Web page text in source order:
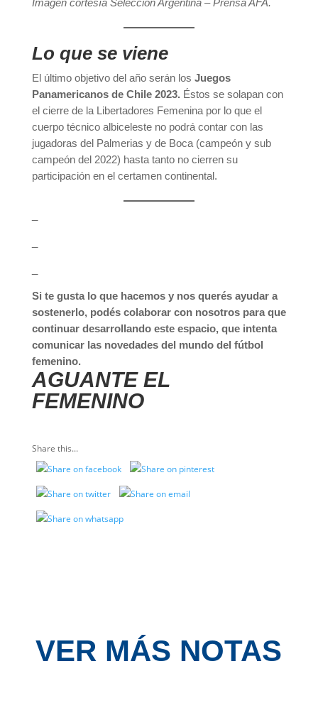
Imagen cortesía Selección Argentina – Prensa AFA.
Lo que se viene
El último objetivo del año serán los Juegos
Panamericanos de Chile 2023. Éstos se solapan con
el cierre de la Libertadores Femenina por lo que el
cuerpo técnico albiceleste no podrá contar con las
jugadoras del Palmerias y de Boca (campeón y sub
campeón del 2022) hasta tanto no cierren su
participación en el certamen continental.
Si te gusta lo que hacemos y nos querés ayudar a
sostenerlo, podés colaborar con nosotros para que
continuar desarrollando este espacio, que intenta
comunicar las novedades del mundo del fútbol
femenino.
AGUANTE EL
FEMENINO
Share this...
VER MÁS NOTAS